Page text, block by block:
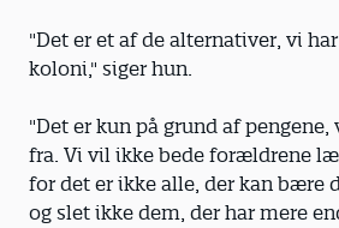
"Det er et af de alternativer, vi
koloni," siger hun.
"Det er kun på grund af
fra. Vi vil ikke bede forældrene
for det er ikke alle, der kan bære
og slet ikke dem, der har mere